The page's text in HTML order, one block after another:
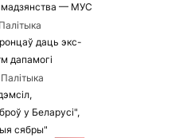
— МУС
даць экс-
дапамогі
у Беларусі",
сябры"